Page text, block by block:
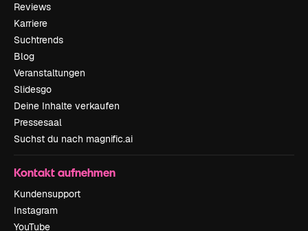
Reviews
Karriere
Suchtrends
Blog
Veranstaltungen
Slidesgo
Deine Inhalte verkaufen
Pressesaal
Suchst du nach magnific.ai
Kontakt aufnehmen
Kundensupport
Instagram
YouTube